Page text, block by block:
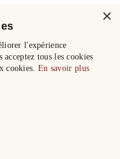
×
l'expérience
tous les cookies
cookies. En savoir plus